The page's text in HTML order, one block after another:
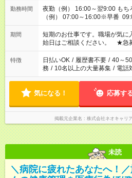
勤務時間
夜勤（例） 16:00～翌9:00 も
（例） 07:00～16:00※早番
20:00※遅番 ※時間は、固定・
あれば調整できます！ ※シフ
なります。★家庭の都合でお休
ください。
期間
短期のお仕事です。職場が気
始日はご相談ください。 ★急
特徴 日払いOK / 履歴書不要 / 40～
務 / 10名以上の大量募集 / 電話
気になる！ 応募す
掲載元企業名 株式会社ネオキャリ
未読
＼病院に疲れたあなたへ！